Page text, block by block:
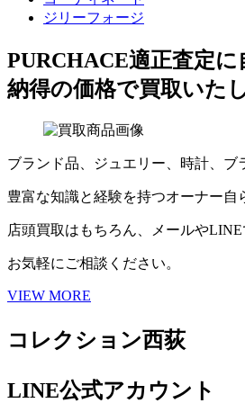
ジリーフォージ
PURCHACE適正査定に
納得の価格で買取いた
ブランド品、ジュエリー、時計、ブ
豊富な知識と経験を持つオーナー自
店頭買取はもちろん、メールや
お気軽にご相談ください。
VIEW MORE
コレクション西荻
LINE公式アカウント